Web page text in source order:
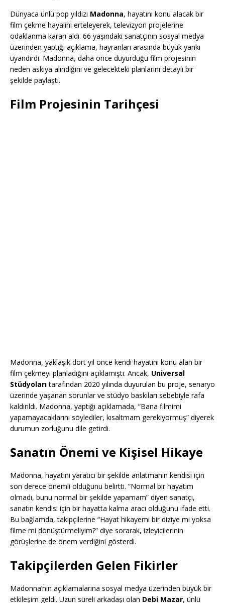
Dünyaca ünlü pop yıldızı Madonna, hayatını konu alacak bir
film çekme hayalini erteleyerek, televizyon projelerine
odaklanma kararı aldı. 66 yaşındaki sanatçının sosyal medya
üzerinden yaptığı açıklama, hayranları arasında büyük yankı
uyandırdı. Madonna, daha önce duyurduğu film projesinin
neden askıya alındığını ve gelecekteki planlarını detaylı bir
şekilde paylaştı.
Film Projesinin Tarihçesi
Madonna, yaklaşık dört yıl önce kendi hayatını konu alan bir
film çekmeyi planladığını açıklamıştı. Ancak, Universal
Stüdyolarıtarafından 2020 yılında duyurulan bu proje, senaryo
üzerinde yaşanan sorunlar ve stüdyo baskıları sebebiyle rafa
kaldırıldı. Madonna, yaptığı açıklamada, “Bana filmimi
yapamayacaklarını söylediler, kısaltmam gerekiyormuş” diyerek
durumun zorluğunu dile getirdi.
Sanatın Önemi ve Kişisel Hikaye
Madonna, hayatını yaratıcı bir şekilde anlatmanın kendisi için
son derece önemli olduğunu belirtti. “Normal bir hayatım
olmadı, bunu normal bir şekilde yapamam” diyen sanatçı,
sanatın kendisi için bir hayatta kalma aracı olduğunu ifade etti.
Bu bağlamda, takipçilerine “Hayat hikayemi bir diziye mi yoksa
filme mi dönüştürmeliyim?” diye sorarak, izleyicilerinin
görüşlerine de önem verdiğini gösterdi.
Takipçilerden Gelen Fikirler
Madonna’nın açıklamalarına sosyal medya üzerinden büyük bir
etkileşim geldi. Uzun süreli arkadaşı olan Debi Mazar, ünlü